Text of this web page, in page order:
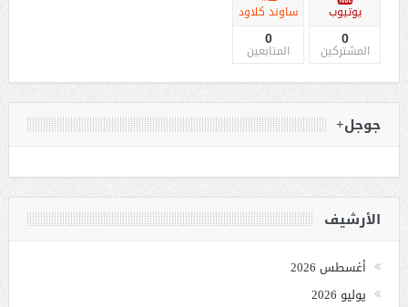
يوتيوب
0
المشتركين
ساوند كلاود
0
المتابعين
جوجل+
الأرشيف
أغسطس 2026
يوليو 2026